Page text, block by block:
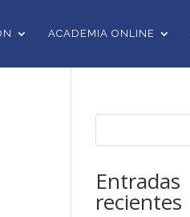
ACADEMIA ONLINE
Entradas
recientes